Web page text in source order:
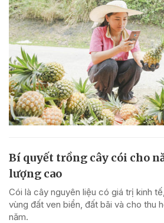
Bí quyết trồng cây cói cho
lượng cao
Cói là cây nguyên liệu có giá trị kinh
vùng đất ven biển, đất bãi và cho thu
năm.